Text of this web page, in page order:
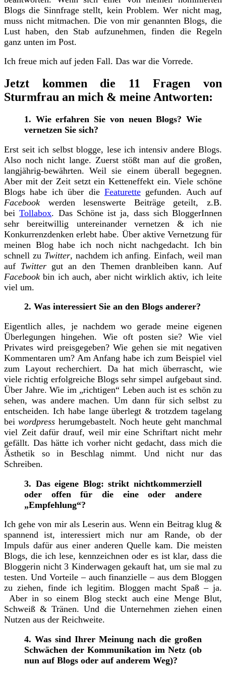
Blogs die Sinnfrage stellt, kein Problem. Wer nicht mag,
muss nicht mitmachen. Die von mir genannten Blogs, die
Lust haben, den Stab aufzunehmen, finden die Regeln
ganz unten im Post.
Ich freue mich auf jeden Fall. Das war die Vorrede.
Jetzt kommen die 11 Fragen von
Sturmfrau an mich & meine Antworten:
1. Wie erfahren Sie von neuen Blogs? Wie
vernetzen Sie sich?
Erst seit ich selbst blogge, lese ich intensiv andere Blogs.
Also noch nicht lange. Zuerst stößt man auf die großen,
langjährig-bewährten. Weil sie einem überall begegnen.
Aber mit der Zeit setzt ein Ketteneffekt ein. Viele schöne
Blogs habe ich über die Featurettegefunden. Auch auf
Facebook werden lesenswerte Beiträge geteilt, z.B.
beiTollabox. Das Schöne ist ja, dass sich BloggerInnen
sehr bereitwillig untereinander vernetzen & ich nie
Konkurrenzdenken erlebt habe. Über aktive Vernetzung für
meinen Blog habe ich noch nicht nachgedacht. Ich bin
schnell zu Twitter, nachdem ich anfing. Einfach, weil man
auf Twitter gut an den Themen dranbleiben kann. Auf
Facebook bin ich auch, aber nicht wirklich aktiv, ich leite
viel um.
2. Was interessiert Sie an den Blogs anderer?
Eigentlich alles, je nachdem wo gerade meine eigenen
Überlegungen hingehen. Wie oft posten sie? Wie viel
Privates wird preisgegeben? Wie gehen sie mit negativen
Kommentaren um? Am Anfang habe ich zum Beispiel viel
zum Layout recherchiert. Da hat mich überrascht, wie
viele richtig erfolgreiche Blogs sehr simpel aufgebaut sind.
Über Jahre. Wie im „richtigen“ Leben auch ist es schön zu
sehen, was andere machen. Um dann für sich selbst zu
entscheiden. Ich habe lange überlegt & trotzdem tagelang
beiwordpress herumgebastelt. Noch heute geht manchmal
viel Zeit dafür drauf, weil mir eine Schriftart nicht mehr
gefällt. Das hätte ich vorher nicht gedacht, dass mich die
Ästhetik so in Beschlag nimmt. Und nicht nur das
Schreiben.
3. Das eigene Blog: strikt nichtkommerziell
oder offen für die eine oder andere
„Empfehlung“?
Ich gehe von mir als Leserin aus. Wenn ein Beitrag klug &
spannend ist, interessiert mich nur am Rande, ob der
Impuls dafür aus einer anderen Quelle kam. Die meisten
Blogs, die ich lese, kennzeichnen oder es ist klar, dass die
Bloggerin nicht 3 Kinderwagen gekauft hat, um sie mal zu
testen. Und Vorteile – auch finanzielle – aus dem Bloggen
zu ziehen, finde ich legitim. Bloggen macht Spaß – ja.
Aber in so einem Blog steckt auch eine Menge Blut,
Schweiß & Tränen. Und die Unternehmen ziehen einen
Nutzen aus der Reichweite.
4. Was sind Ihrer Meinung nach die großen
Schwächen der Kommunikation im Netz (ob
nun auf Blogs oder auf anderem Weg)?